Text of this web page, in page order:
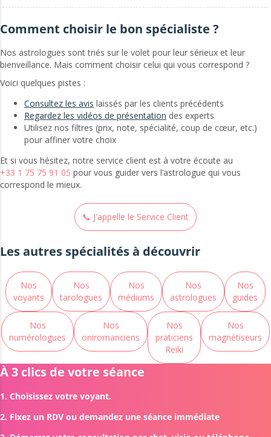
Comment choisir le bon spécialiste ?
Nos astrologues sont triés sur le volet pour leur sérieux et leur
bienveillance. Mais comment choisir celui qui vous correspond ?
Voici quelques pistes :
Consultez les avis laissés par les clients précédents
Regardez les vidéos de présentation des experts
Utilisez nos filtres (prix, note, spécialité, coup de cœur, etc.)
pour affiner votre choix
Et si vous hésitez, notre service client est à votre écoute au
+33 1 75 75 91 05 pour vous guider vers l’astrologue qui vous
correspond le mieux.
📞 J'appelle le Service Client
Les autres spécialités à découvrir
Nos
voyants
Nos
tarologues
Nos
médiums
Nos
astrologues
Nos
guides
Nos
numérologues
Nos
oniromanciens
Nos
praticiens
Reiki
Nos
magnétiseurs
À 3 clics de votre séance
1. Choisissez votre voyant.
2. Fixez un RDV ou demandez une séance immédiate